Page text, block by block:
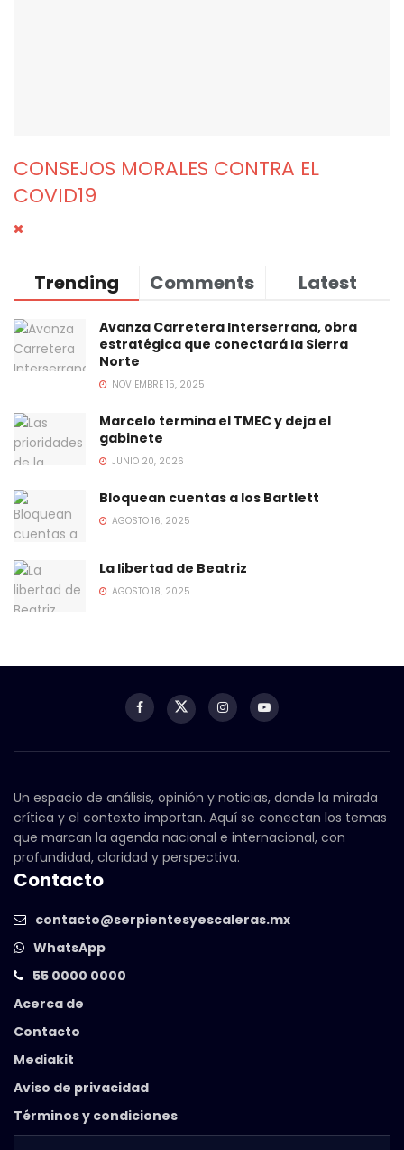
CONSEJOS MORALES CONTRA EL
COVID19
Trending Comments Latest
Avanza Carretera Interserrana, obra
estratégica que conectará la Sierra
Norte
NOVIEMBRE 15, 2025
Marcelo termina el TMEC y deja el
gabinete
JUNIO 20, 2026
Bloquean cuentas a los Bartlett
AGOSTO 16, 2025
La libertad de Beatriz
AGOSTO 18, 2025
Un espacio de análisis, opinión y noticias, donde la mirada
crítica y el contexto importan. Aquí se conectan los temas
que marcan la agenda nacional e internacional, con
profundidad, claridad y perspectiva.
Contacto
contacto@serpientesyescaleras.mx
WhatsApp
55 0000 0000
Acerca de
Contacto
Mediakit
Aviso de privacidad
Términos y condiciones